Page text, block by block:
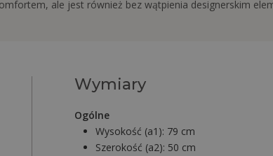
ale jest również bez wątpienia designerskim
Wymiary
Ogólne
Wysokość (a1): 79 cm
Szerokość (a2): 50 cm